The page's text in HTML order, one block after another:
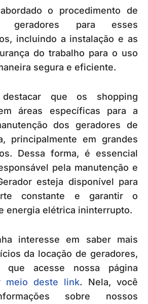
o procedimento de
geradores para esses
incluindo a instalação e as
do trabalho para o uso
segura e eficiente.
que os shopping
áreas específicas para a
dos geradores de
principalmente em grandes
Dessa forma, é essencial
pela manutenção e
esteja disponível para
constante e garantir o
energia elétrica ininterrupto.
interesse em saber mais
da locação de geradores,
que acesse nossa página
meio deste link. Nela, você
sobre nossos